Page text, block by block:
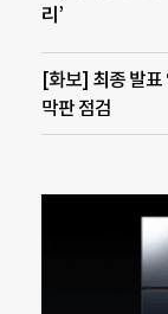
리’
[화보] 최종 발표
막판 점검